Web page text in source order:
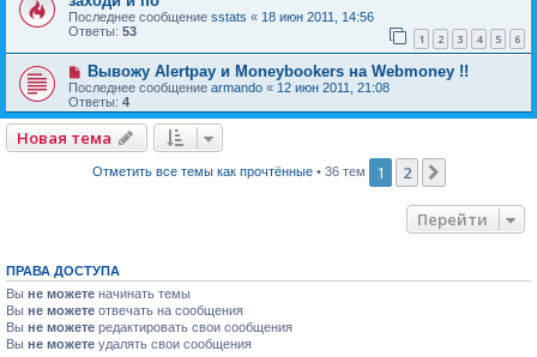
Последнее сообщение sstats « 18 июн 2011, 14:56
Ответы: 53 1 2 3 4 5 6
Вывожу Alertpay и Moneybookers на Webmoney !!
Последнее сообщение armando « 12 июн 2011, 21:08
Ответы: 4
Новая тема
Отметить все темы как прочтённые• 36 тем 1 2
Перейти
ПРАВА ДОСТУПА
Вы не можете начинать темы
Вы не можете отвечать на сообщения
Вы не можете редактировать свои сообщения
Вы не можете удалять свои сообщения